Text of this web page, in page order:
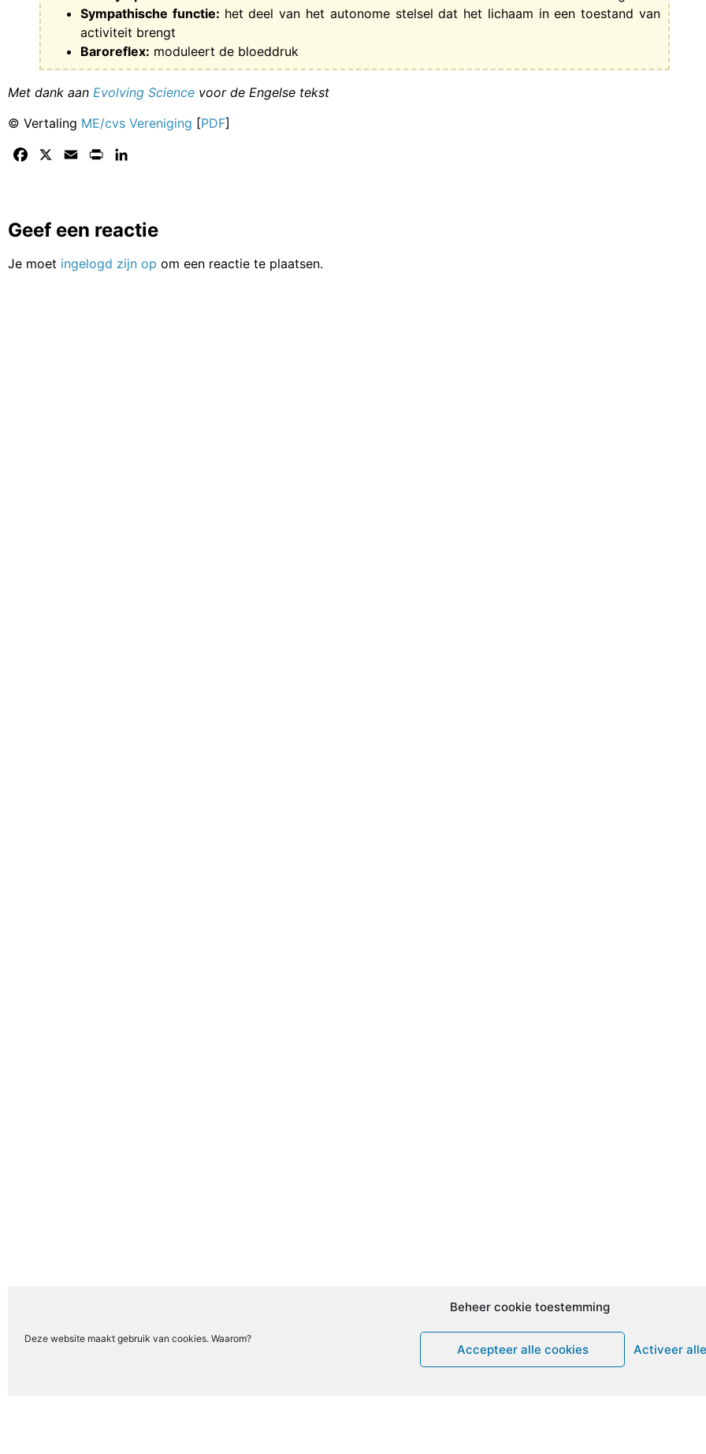
Beheer cookie toestemming
Deze website maakt gebruik van cookies. Waarom?
Accepteer alle cookies Activeer
Sympathische functie: het deel van het autonome stelsel dat het lichaam in een toestand van
activiteit brengt
Baroreflex: moduleert de bloeddruk
Met dank aan Evolving Science voor de Engelse tekst
© Vertaling ME/cvs Vereniging [PDF]
Facebook Email Print
Geef een reactie
Je moet ingelogd zijn op om een reactie te plaatsen.